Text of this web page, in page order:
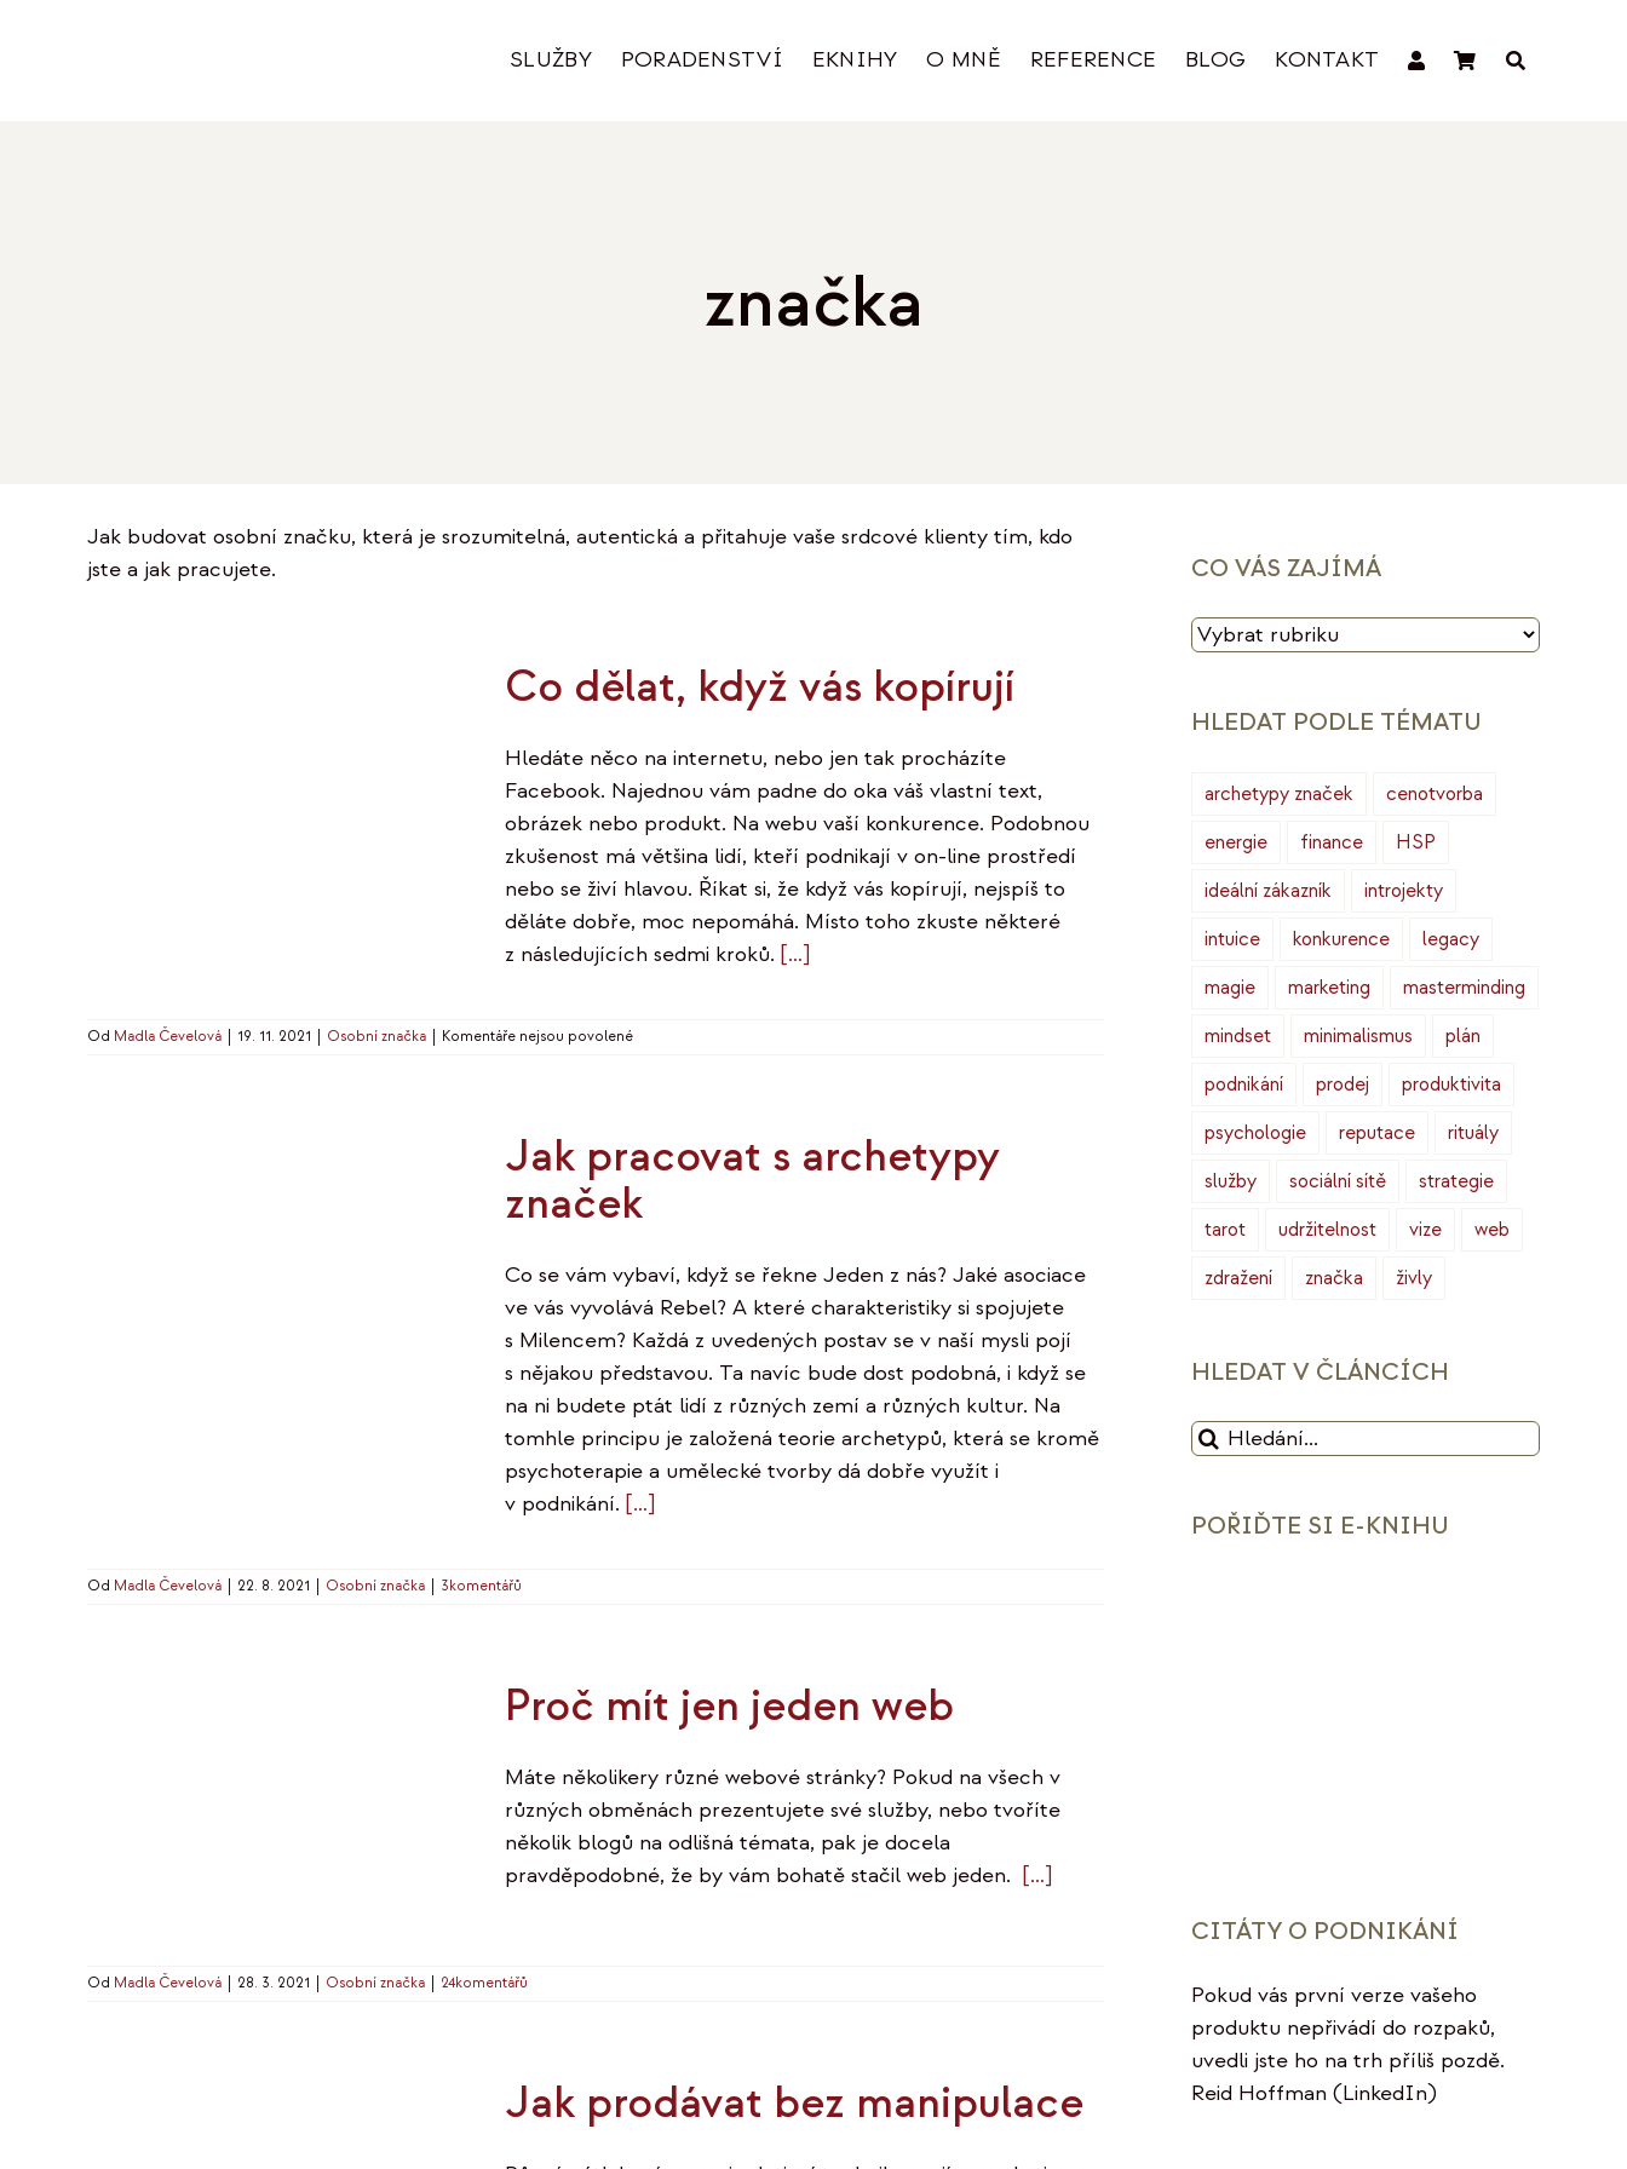
SLUŽBY PORADENSTVÍ EKNIHY O MNĚ REFERENCE BLOG KONTAKT
značka
Jak budovat osobní značku, která je srozumitelná, autentická a přitahuje vaše srdcové klienty tím, kdo
jste a jak pracujete.
Co dělat, když vás kopírují
Hledáte něco na internetu, nebo jen tak procházíte
Facebook. Najednou vám padne do oka váš vlastní text,
obrázek nebo produkt. Na webu vaší konkurence. Podobnou
zkušenost má většina lidí, kteří podnikají v on-line prostředí
nebo se živí hlavou. Říkat si, že když vás kopírují, nejspíš to
děláte dobře, moc nepomáhá. Místo toho zkuste některé
z následujících sedmi kroků. […]
Od Madla Čevelová 19. 11. 2021 Osobní značka Komentáře nejsou povolenéu
když
kopírují
Jak pracovat s archetypy
značek
Co se vám vybaví, když se řekne Jeden z nás? Jaké asociace
ve vás vyvolává Rebel? A které charakteristiky si spojujete
s Milencem? Každá z uvedených postav se v naší mysli pojí
s nějakou představou. Ta navíc bude dost podobná, i když se
na ni budete ptát lidí z různých zemí a různých kultur. Na
tomhle principu je založená teorie archetypů, která se kromě
psychoterapie a umělecké tvorby dá dobře využít i
v podnikání. […]
Od Madla Čevelová 22. 8. 2021 Osobní značka 3komentářů
Proč mít jen jeden web
Máte několikery různé webové stránky? Pokud na všech v
různých obměnách prezentujete své služby, nebo tvoříte
několik blogů na odlišná témata, pak je docela
pravděpodobné, že by vám bohatě stačil web jeden. […]
Od Madla Čevelová 28. 3. 2021 Osobní značka 24komentářů
Jak prodávat bez manipulace
CO VÁS ZAJÍMÁ
CO
HLEDAT PODLE TÉMATU
archetypy značek
cenotvorba
energie
finance
HSP
ideální zákazník
introjekty
intuice
konkurence
legacy
magie
marketing
masterminding
mindset
minimalismus
plán
podnikání
prodej
produktivita
psychologie
reputace
rituály
služby
sociální sítě
strategie
tarot
udržitelnost vize
web
zdražení
značka živly
HLEDAT V ČLÁNCÍCH
Hledat:
POŘIĎTE SI E-KNIHU
CITÁTY O PODNIKÁNÍ
Pokud vás první verze vašeho
produktu nepřivádí do rozpaků,
uvedli jste ho na trh příliš pozdě.
Reid Hoffman (LinkedIn)